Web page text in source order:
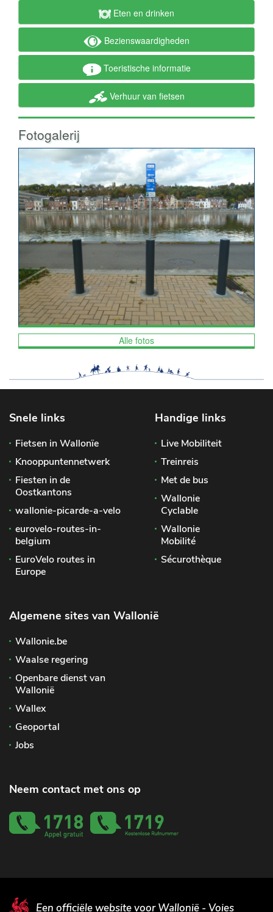
Eten en drinken
Bezienswaardigheden
Toeristische informatie
Verhuur van fietsen
Fotogalerij
Alle fotos
Snele links
Fietsen in Wallonïe
Knooppuntennetwerk
Fiesten in de
Oostkantons
wallonie-picarde-a-velo
eurovelo-routes-in-
belgium
EuroVelo routes in
Europe
Handige links
Live Mobiliteit
Treinreis
Met de bus
Wallonie
Cyclable
Wallonie
Mobilité
Sécurothèque
Algemene sites van Wallonië
Wallonie.be
Waalse regering
Openbare dienst van
Wallonië
Wallex
Geoportal
Jobs
Neem contact met ons op
Een officiële website voor Wallonië - Voies